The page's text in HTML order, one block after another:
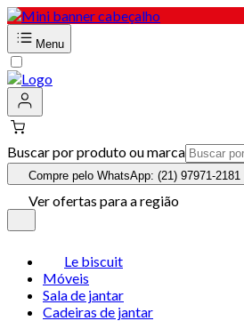
Menu
Buscar por produto ou marca
Compre pelo WhatsApp: (21) 97971-2181
Ver ofertas para a região
Le biscuit
Móveis
Sala de jantar
Cadeiras de jantar